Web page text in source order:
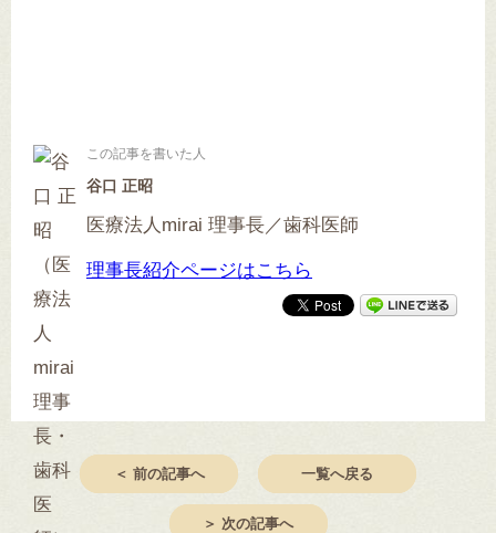
この記事を書いた人
谷口 正昭
医療法人mirai 理事長／歯科医師
理事長紹介ページはこちら
＜ 前の記事へ 一覧へ戻る
＞ 次の記事へ